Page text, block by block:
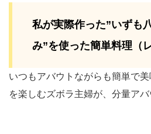
私が実際作った”いずも
み”を使った簡単料理（
いつもアバウトながらも簡単で
を楽しむズボラ主婦が、分量ア